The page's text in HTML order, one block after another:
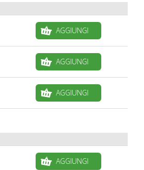
AGGIUNGI
AGGIUNGI
AGGIUNGI
AGGIUNGI